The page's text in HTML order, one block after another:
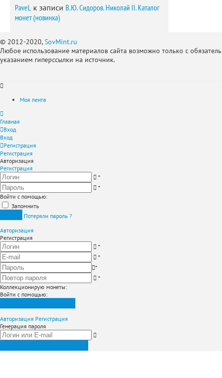
PaveL к записи В.Ю. Сидоров. Николай II. Каталог
монет (новинка)
© 2012-2020,SovMint.ru
Любое использование материалов сайта возможно только с
указанием гиперссылки на источник.
Моя лента
Главная
Вход
Вход
Регистрация
Регистрация
Авторизация
Регистрация
*
*
Войти с помощью:
Запомнить
Потеряли пароль ?
Авторизация
Регистрация
*
*
*
*
Коллекционирую монеты:
Войти с помощью:
Авторизация Регистрация
Генерация пароля